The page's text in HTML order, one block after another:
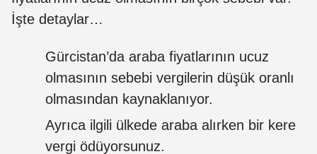
İşte detaylar…
Gürcistan’da araba fiyatlarının ucuz
olmasının sebebi vergilerin düşük oranlı
olmasından kaynaklanıyor.
Ayrıca ilgili ülkede araba alırken bir kere
vergi ödüyorsunuz.